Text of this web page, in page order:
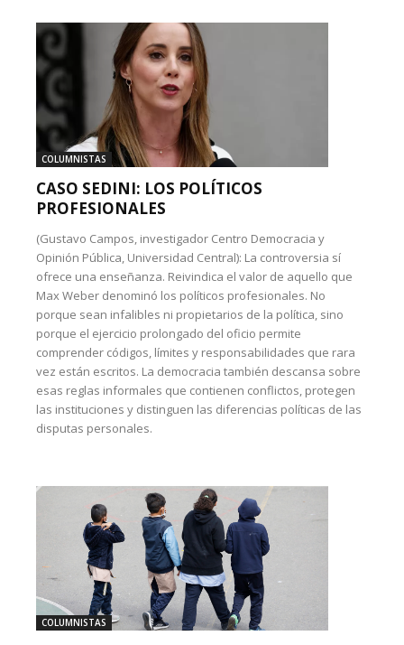
COLUMNISTAS
CASO SEDINI: LOS POLÍTICOS
PROFESIONALES
(Gustavo Campos, investigador Centro Democracia y
Opinión Pública, Universidad Central): La controversia sí
ofrece una enseñanza. Reivindica el valor de aquello que
Max Weber denominó los políticos profesionales. No
porque sean infalibles ni propietarios de la política, sino
porque el ejercicio prolongado del oficio permite
comprender códigos, límites y responsabilidades que rara
vez están escritos. La democracia también descansa sobre
esas reglas informales que contienen conflictos, protegen
las instituciones y distinguen las diferencias políticas de las
disputas personales.
COLUMNISTAS